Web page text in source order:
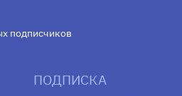
подписчиков
ПОДПИСКА